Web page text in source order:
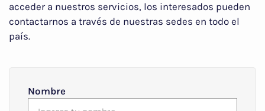
acceder a nuestros servicios, los interesados pueden
contactarnos a través de nuestras sedes en todo el
país.
Nombre